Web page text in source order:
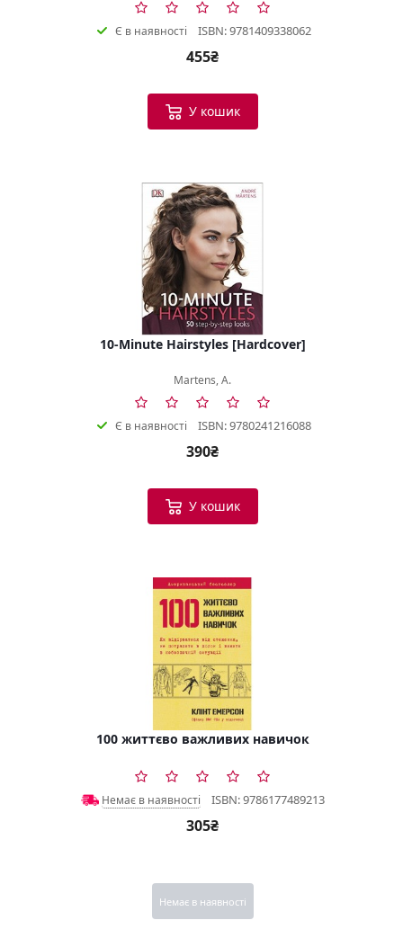
Є в наявності ISBN: 9781409338062
455₴
У кошик
10-Minute Hairstyles [Hardcover]
Martens, A.
Є в наявності ISBN: 9780241216088
390₴
У кошик
100 життєво важливих навичок
Немає в наявності ISBN: 9786177489213
305₴
Немає в наявності